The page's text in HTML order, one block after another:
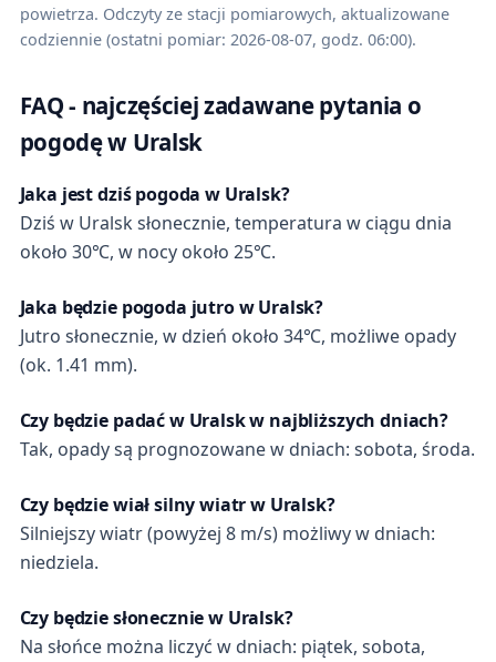
powietrza. Odczyty ze stacji pomiarowych, aktualizowane
codziennie (ostatni pomiar: 2026-08-07, godz. 06:00).
FAQ - najczęściej zadawane pytania o
pogodę w Uralsk
Jaka jest dziś pogoda w Uralsk?
Dziś w Uralsk słonecznie, temperatura w ciągu dnia
około 30℃, w nocy około 25℃.
Jaka będzie pogoda jutro w Uralsk?
Jutro słonecznie, w dzień około 34℃, możliwe opady
(ok. 1.41 mm).
Czy będzie padać w Uralsk w najbliższych dniach?
Tak, opady są prognozowane w dniach: sobota, środa.
Czy będzie wiał silny wiatr w Uralsk?
Silniejszy wiatr (powyżej 8 m/s) możliwy w dniach:
niedziela.
Czy będzie słonecznie w Uralsk?
Na słońce można liczyć w dniach: piątek, sobota,